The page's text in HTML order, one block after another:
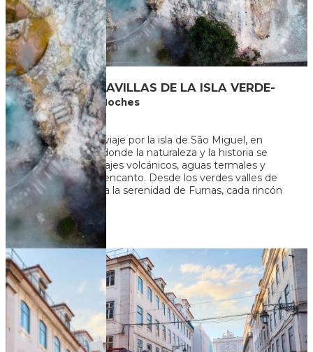
AZORES - MARAVILLAS DE LA ISLA VERDE-
20265Dias4Noches
Embárcate en un viaje por la isla de São Miguel, en
Azores, Portugal, donde la naturaleza y la historia se
entrelazan en paisajes volcánicos, aguas termales y
pueblos llenos de encanto. Desde los verdes valles de
Sete Cidades hasta la serenidad de Furnas, cada rincón
U$S 794 + 36
Ver más